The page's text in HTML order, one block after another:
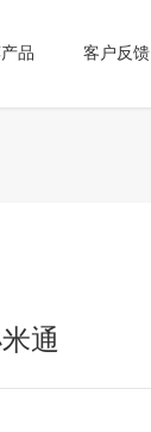
品 客户反馈
通